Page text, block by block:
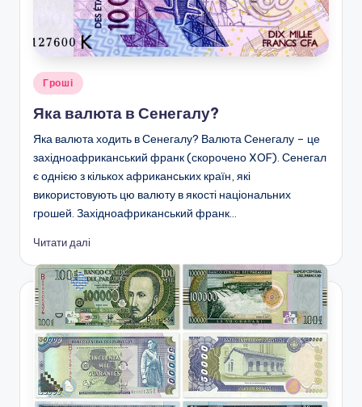
Опубліковано
Гроші
Яка валюта в Сенегалу?
Яка валюта ходить в Сенегалу? Валюта Сенегалу – це
західноафриканський франк (скорочено XOF). Сенегал
є однією з кількох африканських країн, які
використовують цю валюту в якості національних
грошей. Західноафриканський франк…
Читати далі